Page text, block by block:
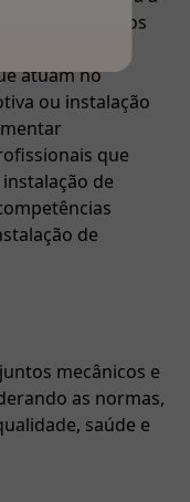
de acessórios
de
atuam no
ou instalação
que
de
de
mecânicos e
as normas,
saúde e